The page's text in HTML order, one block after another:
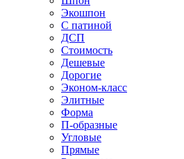
Экошпон
С патиной
ДСП
Стоимость
Дешевые
Дорогие
Эконом-класс
Элитные
Форма
П-образные
Угловые
Прямые